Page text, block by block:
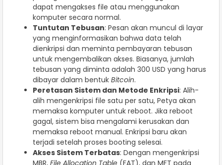
dapat mengakses file atau menggunakan
komputer secara normal.
Tuntutan Tebusan: Pesan akan muncul di layar
yang menginformasikan bahwa data telah
dienkripsi dan meminta pembayaran tebusan
untuk mengembalikan akses. Biasanya, jumlah
tebusan yang diminta adalah 300 USD yang harus
dibayar dalam bentuk Bitcoin.
Peretasan Sistem dan Metode Enkripsi: Alih-
alih mengenkripsi file satu per satu, Petya akan
memaksa komputer untuk reboot. Jika reboot
gagal, sistem bisa mengalami kerusakan dan
memaksa reboot manual. Enkripsi baru akan
terjadi setelah proses booting selesai.
Akses Sistem Terbatas: Dengan mengenkripsi